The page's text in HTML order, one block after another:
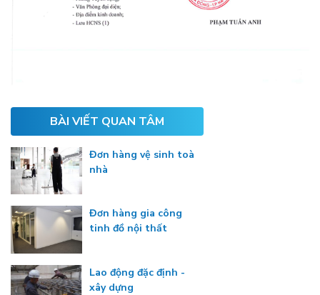
BÀI VIẾT QUAN TÂM
Đơn hàng vệ sinh toà
nhà
Đơn hàng gia công
tinh đồ nội thất
Lao động đặc định -
xây dựng